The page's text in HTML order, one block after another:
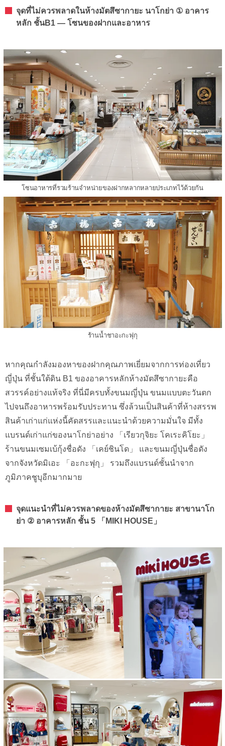
จุดที่ไม่ควรพลาดในห้างมัตสึซากายะ นาโกย่า ① อาคาร
หลัก ชั้นB1 — โซนของฝากและอาหาร
โซนอาหารที่รวมร้านจำหน่ายของฝากหลากหลายประเภทไว้ด้วยกัน
ร้านน้ำชาอะกะฟุกุ
หากคุณกำลังมองหาของฝากคุณภาพเยี่ยมจากการท่องเที่ยว
ญี่ปุ่น ที่ชั้นใต้ดิน B1 ของอาคารหลักห้างมัตสึซากายะคือ
สวรรค์อย่างแท้จริง ที่นี่มีครบทั้งขนมญี่ปุ่น ขนมแบบตะวันตก
ไปจนถึงอาหารพร้อมรับประทาน ซึ่งล้วนเป็นสินค้าที่ห้างสรรพ
สินค้าเก่าแก่แห่งนี้คัดสรรและแนะนำด้วยความมั่นใจ มีทั้ง
แบรนด์เก่าแก่ของนาโกย่าอย่าง 「เรียวกุจิยะ โคเระคิโยะ」
ร้านขนมเซมเบ้กุ้งชื่อดัง 「เคย์ชินโด」 และขนมญี่ปุ่นชื่อดัง
จากจังหวัดมิเอะ 「อะกะฟุกุ」 รวมถึงแบรนด์ชั้นนำจาก
ภูมิภาคชูบุอีกมากมาย
จุดแนะนำที่ไม่ควรพลาดของห้างมัตสึซากายะ สาขานาโก
ย่า ② อาคารหลัก ชั้น 5 「MIKI HOUSE」